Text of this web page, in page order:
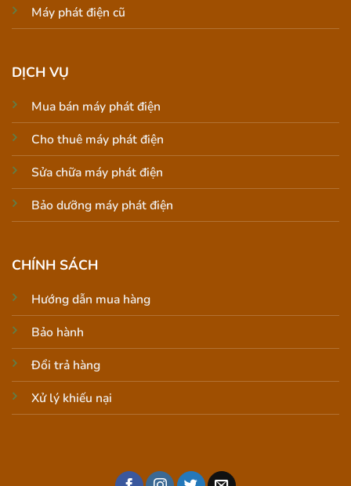
Máy phát điện cũ
DỊCH VỤ
Mua bán máy phát điện
Cho thuê máy phát điện
Sửa chữa máy phát điện
Bảo dưỡng máy phát điện
CHÍNH SÁCH
Hướng dẫn mua hàng
Bảo hành
Đổi trả hàng
Xử lý khiếu nại